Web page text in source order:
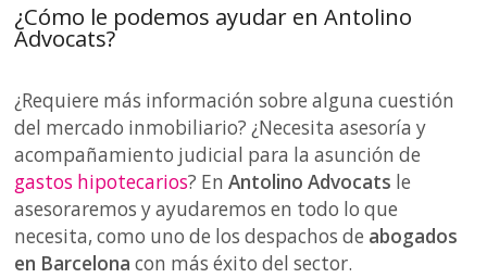
¿Cómo le podemos ayudar en Antolino
Advocats?
¿Requiere más información sobre alguna cuestión
del mercado inmobiliario? ¿Necesita asesoría y
acompañamiento judicial para la asunción de
gastos hipotecarios? EnAntolino Advocats le
asesoraremos y ayudaremos en todo lo que
necesita, como uno de los despachos de abogados
en Barcelona con más éxito del sector.